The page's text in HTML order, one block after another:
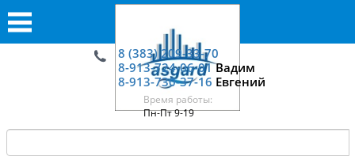
8 (383) 209-33-70
8-913-724-06-01Вадим
8-913-730-37-16 Евгений
Время работы:
Пн-Пт 9-19